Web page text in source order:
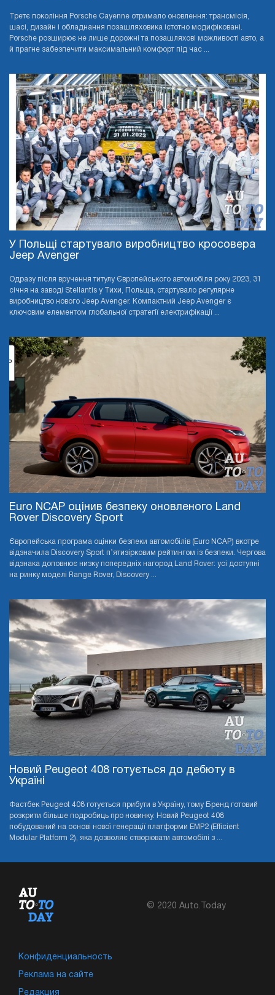
Третє покоління Porsche Cayenne отримало оновлення: трансмісія,
шасі, дизайн і обладнання позашляховика істотно модифіковані.
Porsche розширює не лише дорожні та позашляхові можливості авто, а
й прагне забезпечити максимальний комфорт під час ...
У Польщі стартувало виробництво кросовера
Jeep Avenger
Одразу після вручення титулу Європейського автомобіля року 2023, 31
січня на заводі Stellantis у Тихи, Польща, стартувало регулярне
виробництво нового Jeep Avenger. Компактний Jeep Avenger є
ключовим елементом глобальної стратегії електрифікації ...
Euro NCAP оцінив безпеку оновленого Land
Rover Discovery Sport
Європейська програма оцінки безпеки автомобілів (Euro NCAP) вкотре
відзначила Discovery Sport п’ятизірковим рейтингом із безпеки. Чергова
відзнака доповнює низку попередніх нагород Land Rover: усі доступні
на ринку моделі Range Rover, Discovery ...
Новий Peugeot 408 готується до дебюту в
Україні
Фастбек Peugeot 408 готується прибути в Україну, тому Бренд готовий
розкрити більше подробиць про новинку. Новий Peugeot 408
побудований на основі нової генерації платформи EMP2 (Efficient
Modular Platform 2), яка дозволяє створювати автомобілі з ...
© 2020 Auto.Today
Конфиденциальность
Реклама на сайте
Редакция